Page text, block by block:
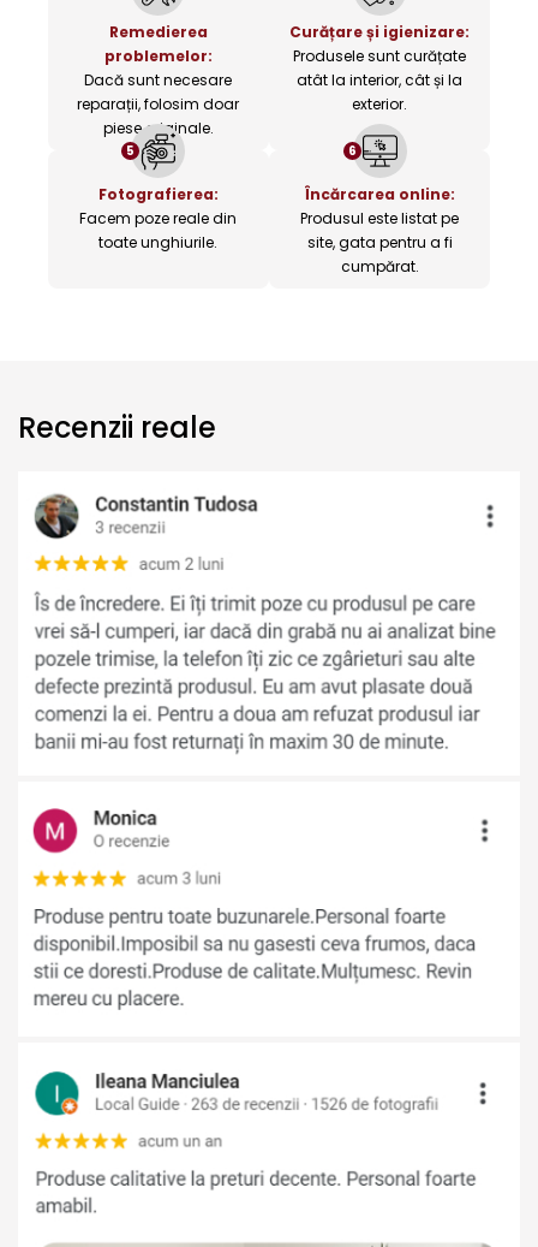
Remedierea
problemelor:
Dacă sunt necesare
reparații, folosim doar
piese originale.
Curățare și igienizare:
Produsele sunt curățate
atât la interior, cât și la
exterior.
5
Fotografierea:
Facem poze reale din
toate unghiurile.
6
Încărcarea online:
Produsul este listat pe
site, gata pentru a fi
cumpărat.
Recenzii reale